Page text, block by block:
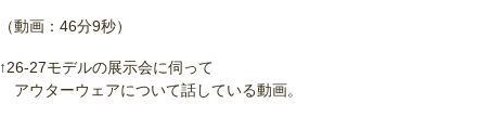
（動画：46分9秒）
↑26-27モデルの展示会に伺って
アウターウェアについて話している動画。